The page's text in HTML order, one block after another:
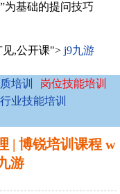
为基础的提问技巧
见,公开课"> j9九游
培训
岗位技能培训
行业技能培训
| 博锐培训课程 w
游